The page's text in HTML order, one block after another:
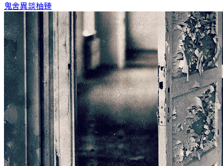
鬼舍異談柚臻